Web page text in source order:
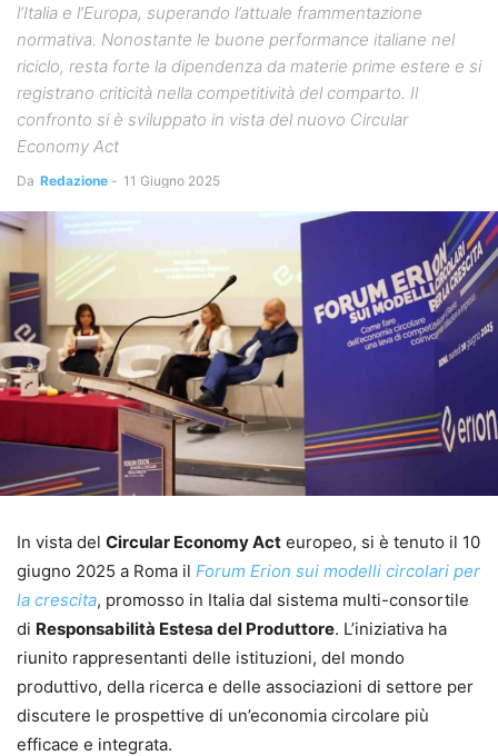
l’Italia e l’Europa, superando l’attuale frammentazione
normativa. Nonostante le buone performance italiane nel
riciclo, resta forte la dipendenza da materie prime estere e si
registrano criticità nella competitività del comparto. Il
confronto si è sviluppato in vista del nuovo Circular
Economy Act
Da Redazione - 11 Giugno 2025
In vista del Circular Economy Act europeo, si è tenuto il 10
giugno 2025 a Roma il Forum Erion sui modelli circolari per
la crescita, promosso in Italia dal sistema multi-consortile
di Responsabilità Estesa del Produttore. L’iniziativa ha
riunito rappresentanti delle istituzioni, del mondo
produttivo, della ricerca e delle associazioni di settore per
discutere le prospettive di un’economia circolare più
efficace e integrata.